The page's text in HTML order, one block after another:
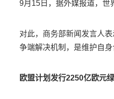
9月15日，据外媒报道，世
对此，商务部新闻发言人
争端解决机制，是维护自
欧盟计划发行2250亿欧元